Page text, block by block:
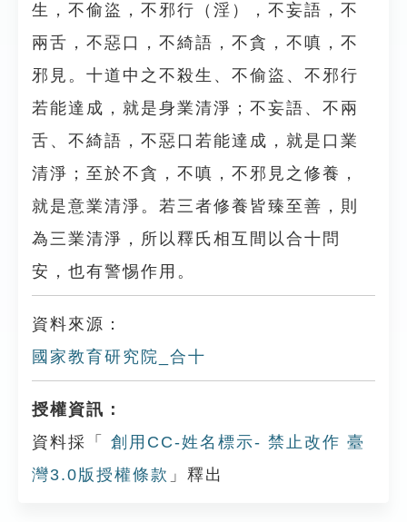
生，不偷盜，不邪行（淫），不妄語，不
兩舌，不惡口，不綺語，不貪，不嗔，不
邪見。十道中之不殺生、不偷盜、不邪行
若能達成，就是身業清淨；不妄語、不兩
舌、不綺語，不惡口若能達成，就是口業
清淨；至於不貪，不嗔，不邪見之修養，
就是意業清淨。若三者修養皆臻至善，則
為三業清淨，所以釋氏相互間以合十問
安，也有警惕作用。
資料來源：
國家教育研究院_合十
授權資訊：
資料採「
創用CC-姓名標示- 禁止改作 臺
灣3.0版授權條款 」釋出